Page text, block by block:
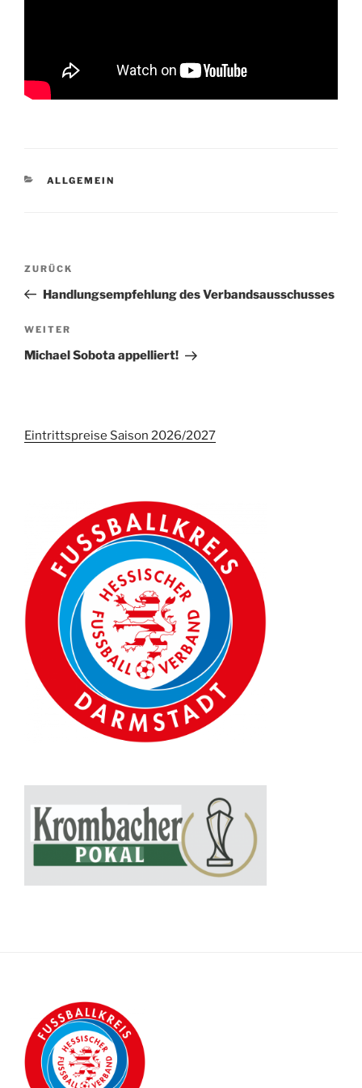
KATEGORIEN
ALLGEMEIN
Beitrags-
Vorheriger
Beitrag
ZURÜCK
Handlungsempfehlung des Verbandsausschusses
Nächster
Beitrag
WEITER
Michael Sobota appelliert!
Eintrittspreise Saison 2026/2027